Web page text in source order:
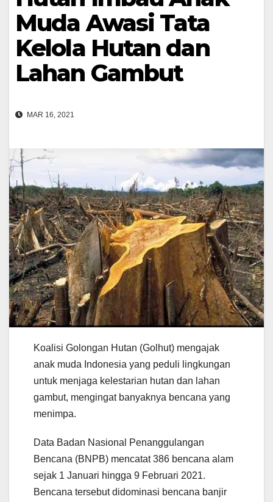
Muda Awasi Tata
Kelola Hutan dan
Lahan Gambut
MAR 16, 2021
Koalisi Golongan Hutan (Golhut) mengajak
anak muda Indonesia yang peduli lingkungan
untuk menjaga kelestarian hutan dan lahan
gambut, mengingat banyaknya bencana yang
menimpa.
Data Badan Nasional Penanggulangan
Bencana (BNPB) mencatat 386 bencana alam
sejak 1 Januari hingga 9 Februari 2021.
Bencana tersebut didominasi bencana banjir